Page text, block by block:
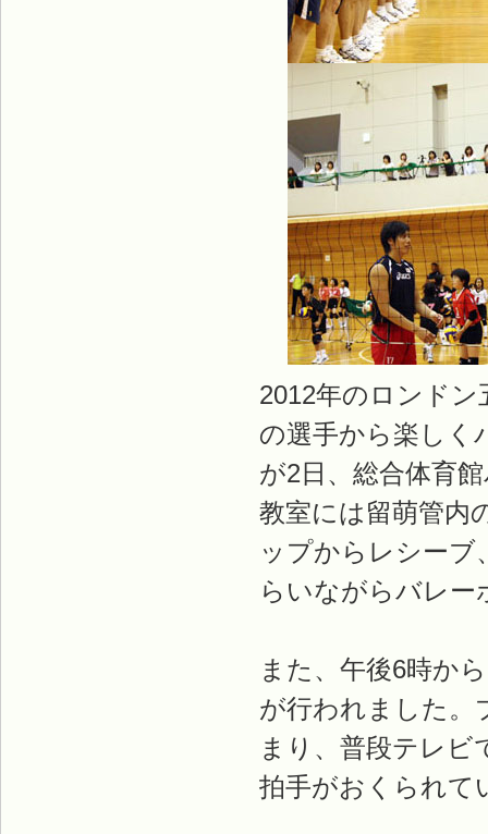
2012年のロンド
の選手から楽しく
が2日、総合体育
教室には留萌管内
ップからレシー
らいながらバレー
また、午後6時か
が行われました。
まり、普段テレ
拍手がおくられて